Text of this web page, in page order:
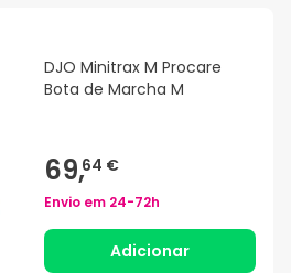
DJO Minitrax M Procare
Bota de Marcha M
69,64 €
Envio em 24-72h
Adicionar